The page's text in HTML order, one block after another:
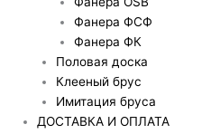
Фанера ФСФ
Фанера ФК
Половая доска
Клееный брус
Имитация бруса
ДОСТАВКА И ОПЛАТА